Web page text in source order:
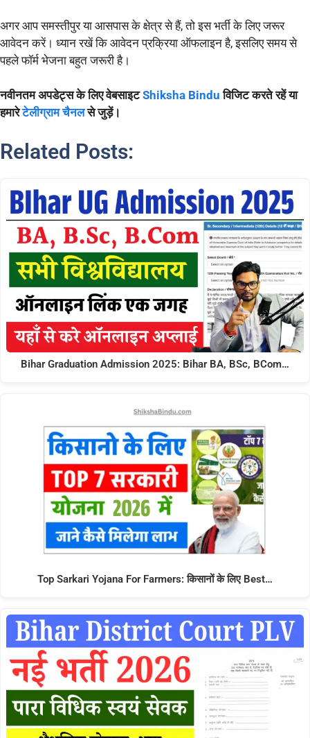
अगर आप समस्तीपुर या आसपास के क्षेत्र से हैं, तो इस भर्ती के लिए जरूर
आवेदन करें। ध्यान रखें कि आवेदन प्रक्रिया ऑफलाइन है, इसलिए समय से
पहले फॉर्म भेजना बहुत जरूरी है।
नवीनतम अपडेट्स के लिए वेबसाइटShiksha Bindu विजिट करते रहें या
हमारेटेलीग्राम चैनल से जुड़ें।
Related Posts:
Bihar Graduation Admission 2025: Bihar BA, BSc, BCom…
Top Sarkari Yojana For Farmers: किसानों के लिए Best…